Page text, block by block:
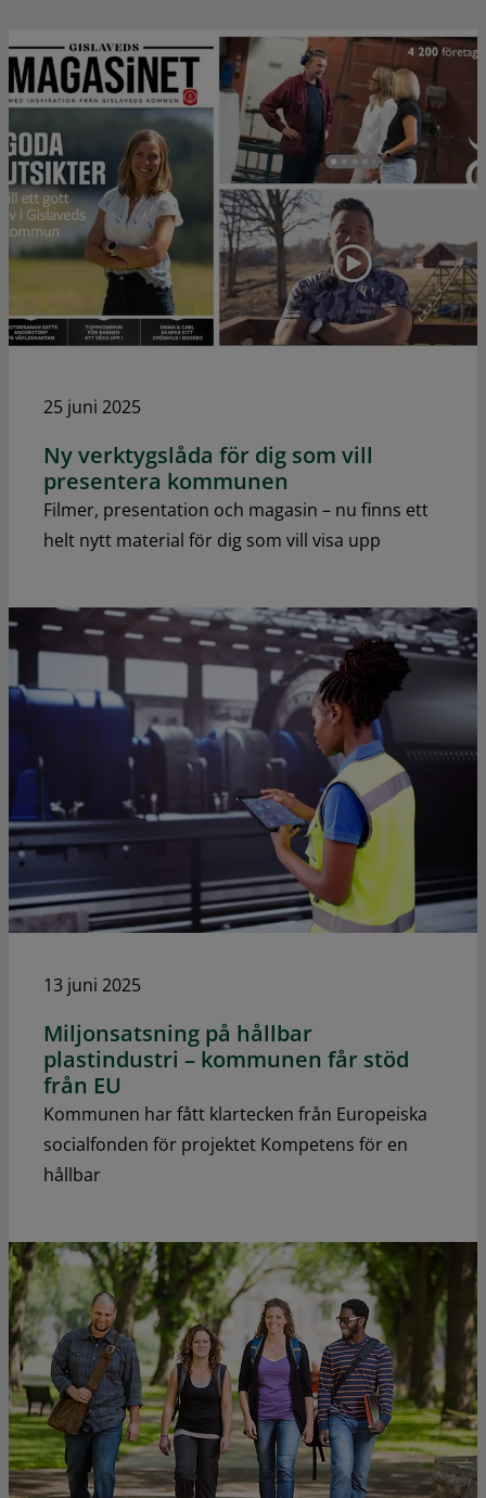
25 juni 2025
Ny verktygslåda för dig som vill
presentera kommunen
Filmer, presentation och magasin – nu finns ett
helt nytt material för dig som vill visa upp
13 juni 2025
Miljonsatsning på hållbar
plastindustri – kommunen får stöd
från EU
Kommunen har fått klartecken från Europeiska
socialfonden för projektet Kompetens för en
hållbar